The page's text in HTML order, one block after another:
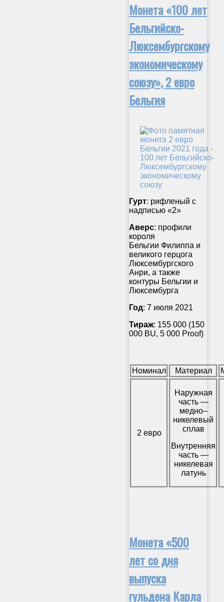
Монета «100 лет
Бельгийско-
Люксембургскому
экономическому
союзу», 2 евро
Бельгия
Гурт: рифленый с
надписью «2»
Аверс: профили
короля
Бельгии Филиппа и
великого герцога
Люксембургского
Анри, а также
контуры Бельгии и
Люксембурга
Год: 7 июля 2021
Тираж: 155 000 (150
000 BU, 5 000 Proof)
Номинал Материал
2 евро
Наружная
часть —
медно–
никелевый
сплав
Внутренняя
часть —
никелевая
латунь
Монета «500
лет со дня
выпуска
гульдена Карла